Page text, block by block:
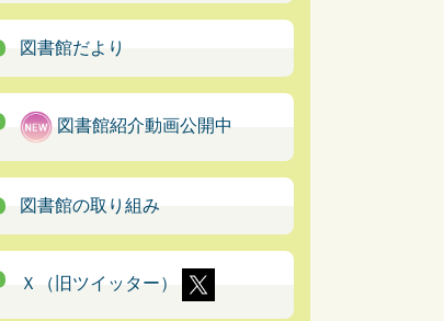
図書館だより
図書館紹介動画公開中
図書館の取り組み
Ｘ（旧ツイッター）